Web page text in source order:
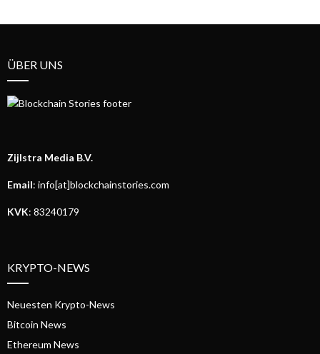
ÜBER UNS
Zijlstra Media B.V.
Email: info[at]blockchainstories.com
KVK: 83240179
KRYPTO-NEWS
Neuesten Krypto-News
Bitcoin News
Ethereum News